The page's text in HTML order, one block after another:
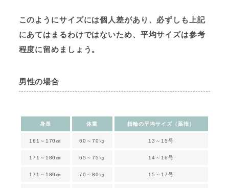
このようにサイズには個人差があり、必ずしも上記
にあてはまるわけではないため、平均サイズは参考
程度に留めましょう。
男性の場合
身長 体重 指輪の平均サイズ（薬指）
161～170㎝ 60～70㎏ 13～15号
171～180㎝ 65～75㎏ 14～16号
171～180㎝ 70～80㎏ 15～17号